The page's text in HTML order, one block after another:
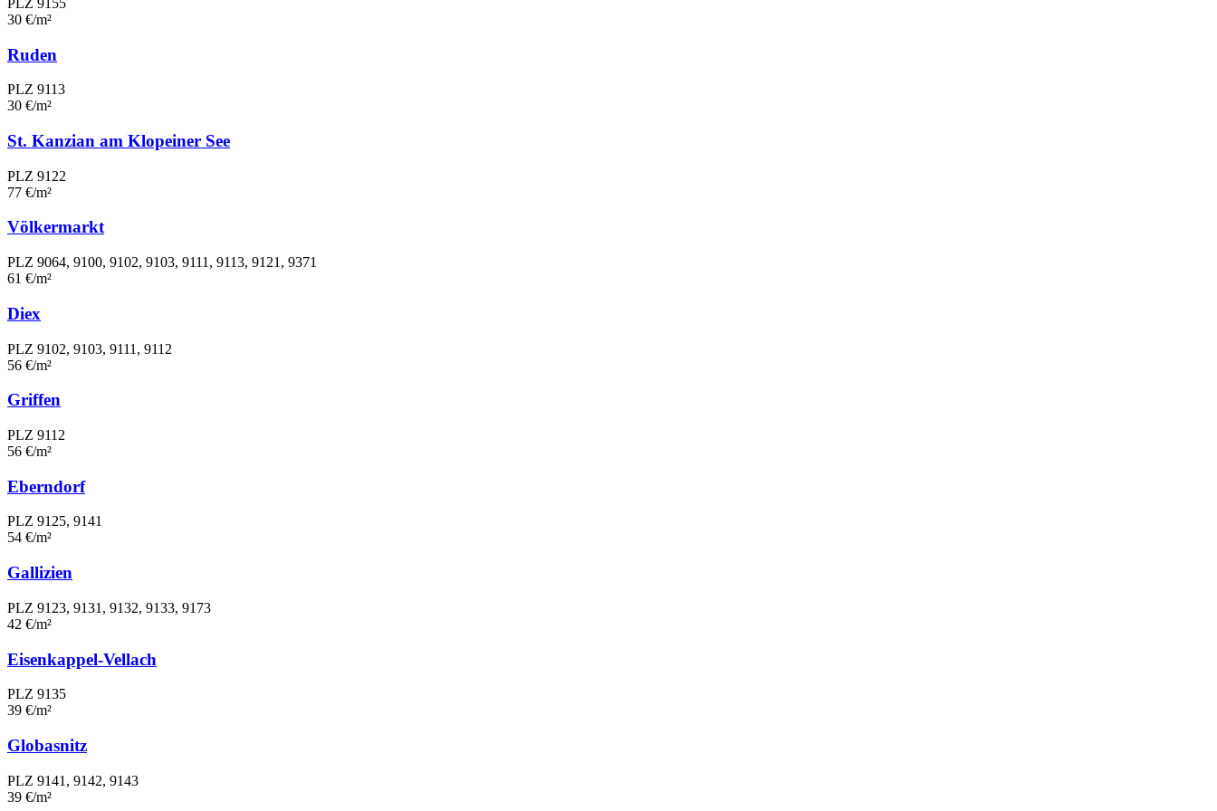
30 €/m²
Ruden
PLZ 9113
30 €/m²
St. Kanzian am Klopeiner See
PLZ 9122
77 €/m²
Völkermarkt
PLZ 9064, 9100, 9102, 9103, 9111, 9113, 9121, 9371
61 €/m²
Diex
PLZ 9102, 9103, 9111, 9112
56 €/m²
Griffen
PLZ 9112
56 €/m²
Eberndorf
PLZ 9125, 9141
54 €/m²
Gallizien
PLZ 9123, 9131, 9132, 9133, 9173
42 €/m²
Eisenkappel-Vellach
PLZ 9135
39 €/m²
Globasnitz
PLZ 9141, 9142, 9143
39 €/m²